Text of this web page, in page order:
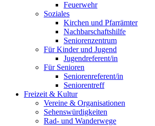
Feuerwehr
Soziales
Kirchen und Pfarrämter
Nachbarschaftshilfe
Seniorenzentrum
Für Kinder und Jugend
Jugendreferent/in
Für Senioren
Seniorenreferent/in
Seniorentreff
Freizeit & Kultur
Vereine & Organisationen
Sehenswürdigkeiten
Rad- und Wanderwege